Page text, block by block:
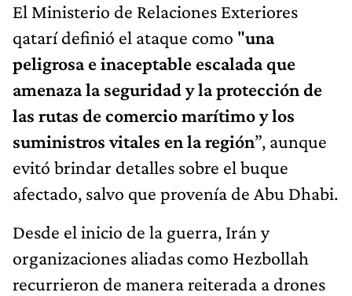
El Ministerio de Relaciones Exteriores
qatarí definió el ataque como "una
peligrosa e inaceptable escalada que
amenaza la seguridad y la protección de
las rutas de comercio marítimo y los
suministros vitales en la región”, aunque
evitó brindar detalles sobre el buque
afectado, salvo que provenía de Abu Dhabi.
Desde el inicio de la guerra, Irán y
organizaciones aliadas como Hezbollah
recurrieron de manera reiterada a drones